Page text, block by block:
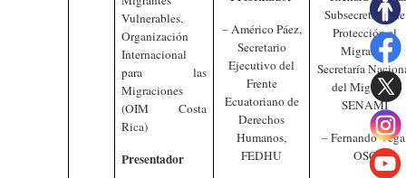
Vulnerables,
Organización
Internacional
para las
Migraciones
(OIM Costa
Rica)
Presentador
– Américo Páez,
Secretario
Ejecutivo del
Frente
Ecuatoriano de
Derechos
Humanos,
FEDHU
Subsecretario de
Protección al
Migrante,
Secretaría
del Migrante,
SENAMI
– Fernando
OSC